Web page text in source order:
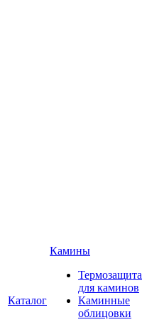
Каталог
Камины
Термозащита
для каминов
Каминные
облицовки